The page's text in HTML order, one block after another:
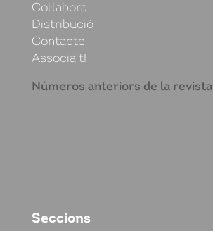
Col·labora
Distribució
Contacte
Associa’t!
Números anteriors de la revista
Seccions